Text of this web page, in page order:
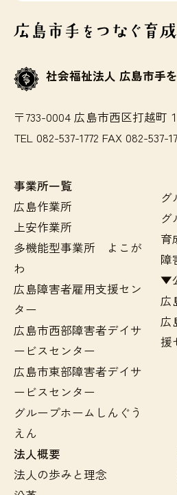
社会福祉法人 広島市手
〒733-0004 広島市西区打越町
TEL 082-537-1772 FAX 082-537-
事業所一覧
広島作業所
上安作業所
多機能型事業所 よこが
わ
広島障害者雇用支援セン
ター
広島市西部障害者デイサ
ービスセンター
広島市東部障害者デイサ
ービスセンター
グループホームしんぐう
えん
グ
グ
育
障
▼
広
広
援
法人概要
法人の歩みと理念